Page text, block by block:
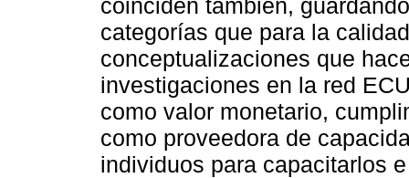
categorías que para la
conceptualizaciones que
investigaciones en la red
como valor monetario,
como proveedora de
individuos para capacitarlos